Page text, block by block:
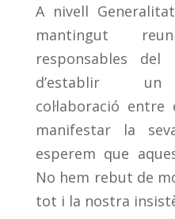
A nivell
mantingut
responsables
d’establir
col·laboració
manifestar la
esperem que
No hem rebut de
tot i la nostra